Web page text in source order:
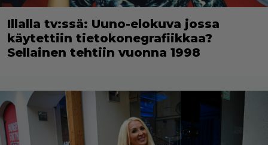
Illalla tv:ssä: Uuno-elokuva jossa
käytettiin tietokonegrafiikkaa?
Sellainen tehtiin vuonna 1998